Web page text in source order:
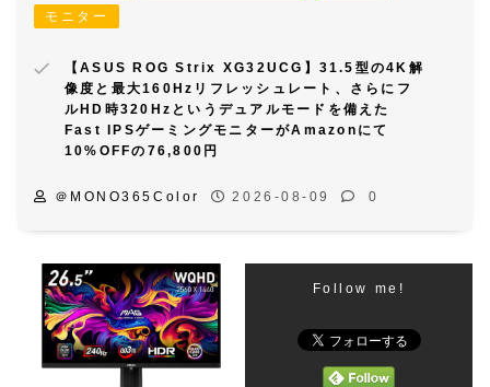
モニター
【ASUS ROG Strix XG32UCG】31.5型の4K解
像度と最大160Hzリフレッシュレート、さらにフ
ルHD時320Hzというデュアルモードを備えた
Fast IPSゲーミングモニターがAmazonにて
10%OFFの76,800円
＠MONO365Color 2026-08-09 0
Follow me!